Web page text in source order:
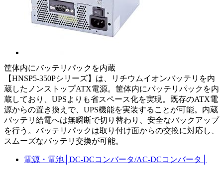
筐体内にバッテリパックを内蔵
【HNSP5-350Pシリーズ】は、リチウムイオンバッテリを内
蔵したノンストップATX電源。筐体内にバッテリパックを内
蔵しており、UPSよりも省スペース化を実現。既存のATX電
源からの置き換えで、UPS機能を実装することが可能。内蔵
バッテリ給電へは無瞬断で切り替わり、安全なバックアップ
を行う。バッテリパックは取り付け面からの交換に対応し、
スムーズなバッテリ交換が可能。
電源・電池 DC-DCコンバータ/AC-DCコンバータ